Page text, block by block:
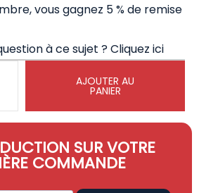
vous gagnez 5 % de remise
à ce sujet ?Cliquez ici
AJOUTER AU
PANIER
SUR VOTRE
COMMANDE